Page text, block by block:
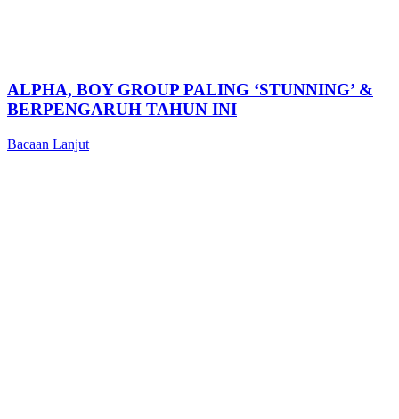
ALPHA, BOY GROUP PALING ‘STUNNING’ &
BERPENGARUH TAHUN INI
Bacaan Lanjut